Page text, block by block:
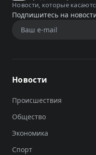
Новости, которые
Подпишитесь на
Новости
Происшествия
Общество
Экономика
Спорт